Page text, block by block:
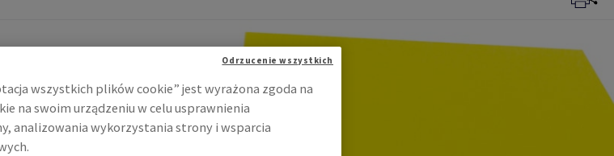
Zamknij
wszystkich plików cookie” jest wyrażona zgoda na
na swoim urządzeniu w celu usprawnienia
analizowania wykorzystania strony i wsparcia
Odrzucenie wszystkich